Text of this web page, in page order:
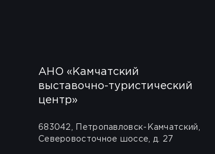
АНО «Камчатский
выставочно-туристический
центр»
683042, Петропавловск-Камчатский,
Северовосточное шоссе, д. 27